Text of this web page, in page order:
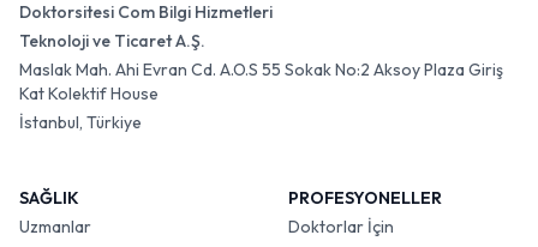
Doktorsitesi Com Bilgi Hizmetleri
Teknoloji ve Ticaret A.Ş.
Maslak Mah. Ahi Evran Cd. A.O.S 55 Sokak No:2 Aksoy Plaza Giriş
Kat Kolektif House
İstanbul, Türkiye
SAĞLIK
Uzmanlar
PROFESYONELLER
Doktorlar İçin